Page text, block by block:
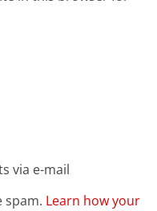
via e-mail
spam. Learn how your